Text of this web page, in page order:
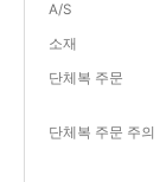
A/S
소재
단체복 주문
단체복 주문 주의